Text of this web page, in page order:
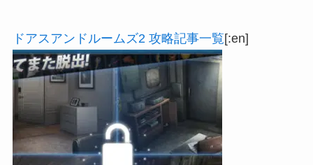
ドアスアンドルームズ2 攻略記事一覧[:en]